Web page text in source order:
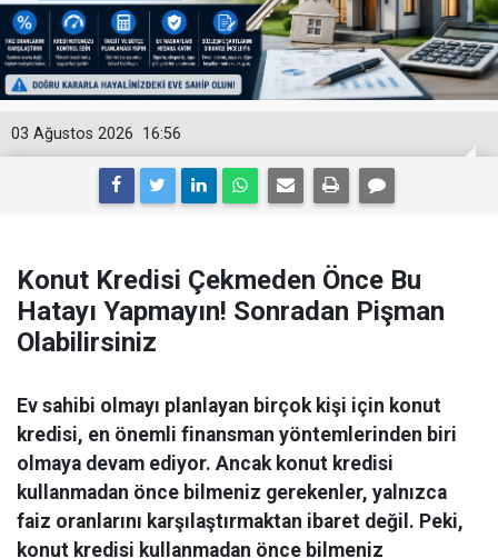
16:56
03 Ağustos 2026
Konut Kredisi Çekmeden Önce Bu
Hatayı Yapmayın! Sonradan Pişman
Olabilirsiniz
Ev sahibi olmayı planlayan birçok kişi için konut
kredisi, en önemli finansman yöntemlerinden biri
olmaya devam ediyor. Ancak konut kredisi
kullanmadan önce bilmeniz gerekenler, yalnızca
faiz oranlarını karşılaştırmaktan ibaret değil. Peki,
konut kredisi kullanmadan önce bilmeniz